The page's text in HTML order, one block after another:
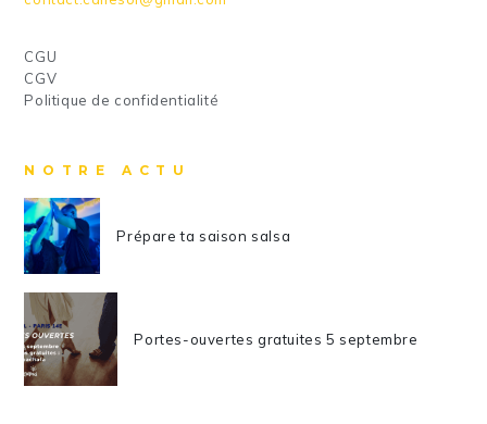
CGU
CGV
Politique de confidentialité
NOTRE ACTU
Prépare ta saison salsa
Portes-ouvertes gratuites 5 septembre